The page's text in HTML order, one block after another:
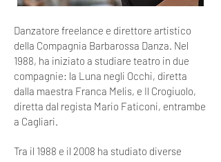
Danzatore freelance e direttore artistico
della Compagnia Barbarossa Danza. Nel
1988, ha iniziato a studiare teatro in due
compagnie: la Luna negli Occhi, diretta
dalla maestra Franca Melis, e Il Crogiuolo,
diretta dal regista Mario Faticoni, entrambe
a Cagliari.
Tra il 1988 e il 2008 ha studiato diverse